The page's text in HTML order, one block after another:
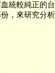
統較純正的
，來研究分析